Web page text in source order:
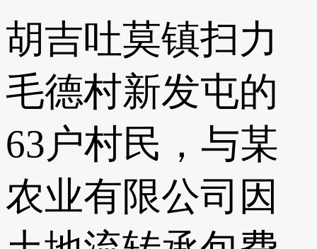
胡吉吐莫镇扫力
毛德村新发屯的
63户村民，与某
农业有限公司因